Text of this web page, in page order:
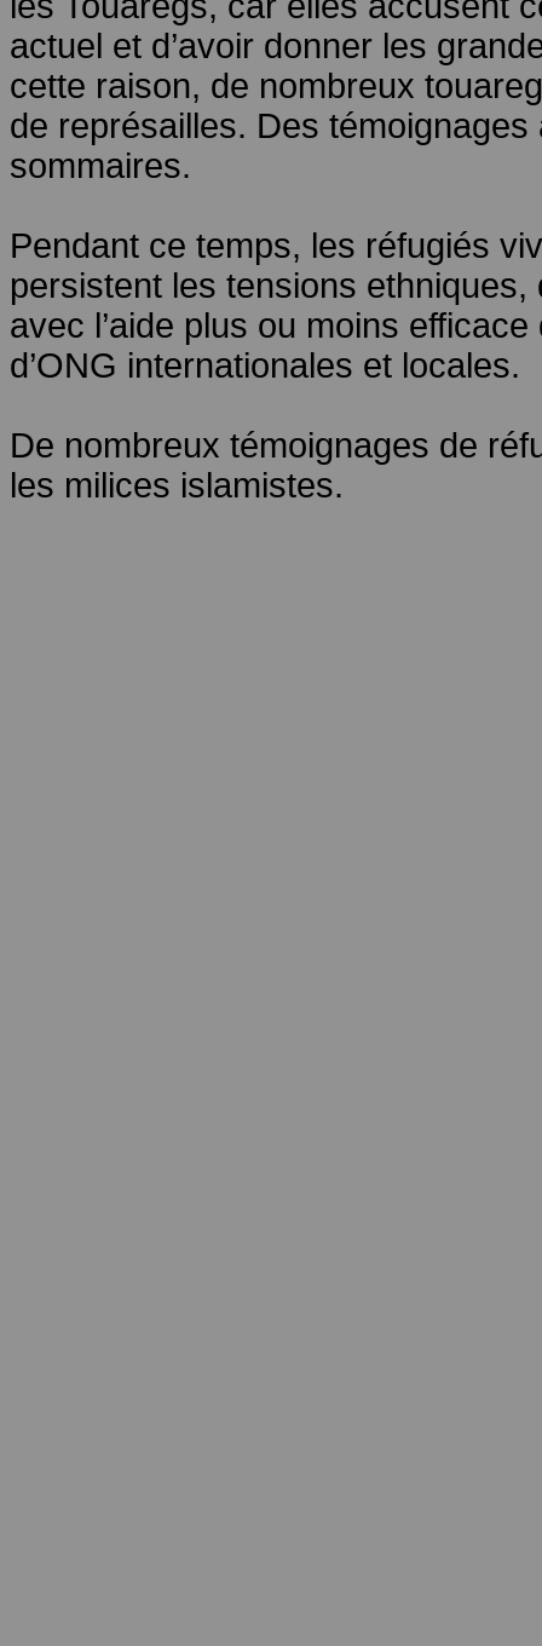
actuel et d’avoir donner les
cette raison, de nombreux
de représailles. Des témoignages
sommaires.
Pendant ce temps, les réfugiés
persistent les tensions
avec l’aide plus ou moins
d’ONG internationales et locales.
De nombreux témoignages de
les milices islamistes.